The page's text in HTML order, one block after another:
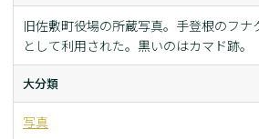
旧佐敷町役場の所蔵写真。手登根のフ
として利用された。黒いのはカマド跡。
大分類
写真